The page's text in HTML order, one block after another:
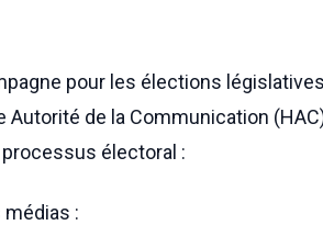
pour les élections
Autorité de la Communication
électoral :
: